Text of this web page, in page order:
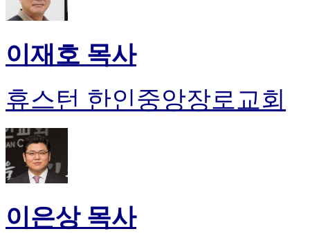
이재호 목사
휴스턴 한인중앙장로교회
이은상 목사